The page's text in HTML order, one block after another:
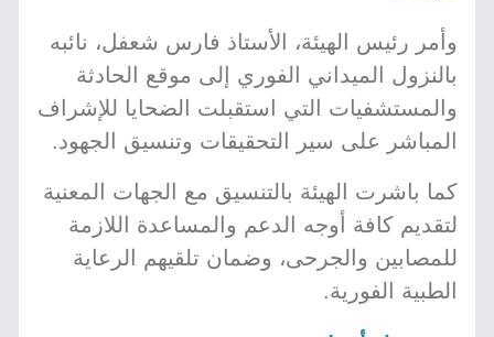
وأمر رئيس الهيئة، الأستاذ فارس شعفل، نائبه
بالنزول الميداني الفوري إلى موقع الحادثة
والمستشفيات التي استقبلت الضحايا للإشراف
المباشر على سير التحقيقات وتنسيق الجهود.
كما باشرت الهيئة بالتنسيق مع الجهات المعنية
لتقديم كافة أوجه الدعم والمساعدة اللازمة
للمصابين والجرحى، وضمان تلقيهم الرعاية
الطبية الفورية.